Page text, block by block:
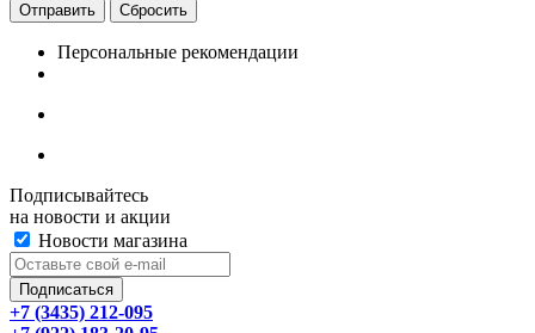
Сбросить
Персональные рекомендации
Подписывайтесь
на новости и акции
Новости магазина
+7 (3435) 212-095